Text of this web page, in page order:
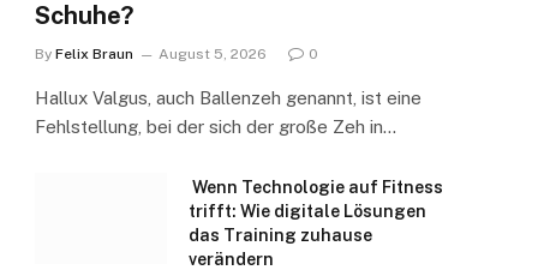
Schuhe?
By Felix Braun August 5, 2026 0
Hallux Valgus, auch Ballenzeh genannt, ist eine
Fehlstellung, bei der sich der große Zeh in…
Wenn Technologie auf Fitness
trifft: Wie digitale Lösungen
das Training zuhause
verändern